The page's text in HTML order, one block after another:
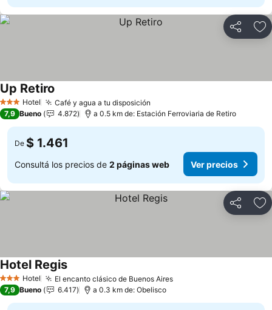
Compartir
3 Estrellas
Hotel Café y agua a tu disposición
Up Retiro
7,9 Bueno 4.872 a 0.5 km de: Estación Ferroviaria de Retiro
De $ 1.461
Consultá los precios de 2 páginas web Ver precios
Compartir
3 Estrellas
Hotel El encanto clásico de Buenos Aires
Hotel Regis
7,9 Bueno 6.417 a 0.3 km de: Obelisco